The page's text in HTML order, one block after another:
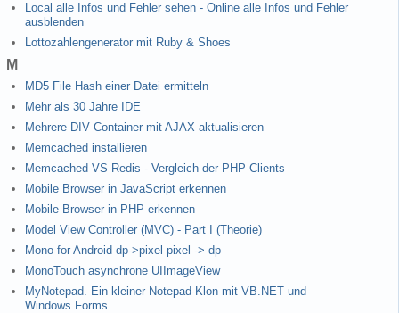
Local alle Infos und Fehler sehen - Online alle Infos und Fehler
ausblenden
Lottozahlengenerator mit Ruby & Shoes
M
MD5 File Hash einer Datei ermitteln
Mehr als 30 Jahre IDE
Mehrere DIV Container mit AJAX aktualisieren
Memcached installieren
Memcached VS Redis - Vergleich der PHP Clients
Mobile Browser in JavaScript erkennen
Mobile Browser in PHP erkennen
Model View Controller (MVC) - Part I (Theorie)
Mono for Android dp->pixel pixel -> dp
MonoTouch asynchrone UIImageView
MyNotepad. Ein kleiner Notepad-Klon mit VB.NET und
Windows.Forms